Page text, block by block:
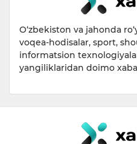
O‘zbekiston va jahonda
voqea-hodisalar, sport,
informatsion
yangiliklaridan doimo